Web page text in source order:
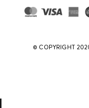
© COPYRIGHT